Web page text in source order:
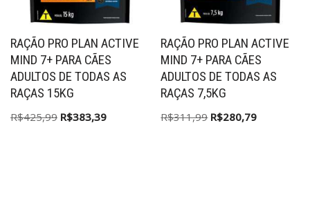
RAÇÃO PRO PLAN ACTIVE
MIND 7+ PARA CÃES
ADULTOS DE TODAS AS
RAÇAS 15KG
R$425,99 R$383,39
RAÇÃO PRO PLAN ACTIVE
MIND 7+ PARA CÃES
ADULTOS DE TODAS AS
RAÇAS 7,5KG
R$311,99 R$280,79